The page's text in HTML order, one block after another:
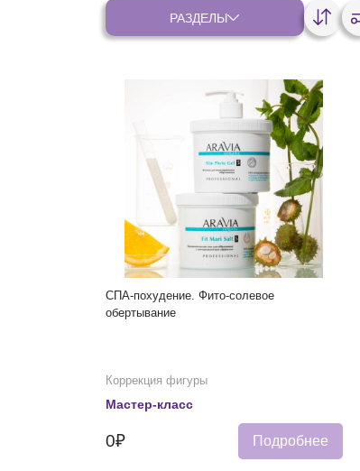
РАЗДЕЛЫ
СПА-похудение. Фито-солевое
обертывание
Коррекция фигуры
Мастер-класс
0₽ Подробнее